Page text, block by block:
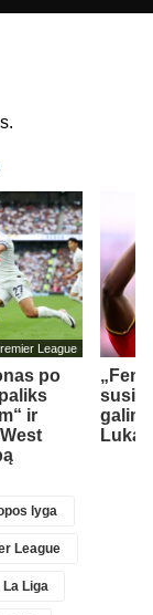
League
po
ir
lyga
League
La Liga